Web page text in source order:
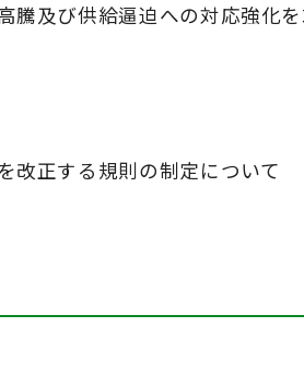
及び供給逼迫への対応強化
正する規則の制定について